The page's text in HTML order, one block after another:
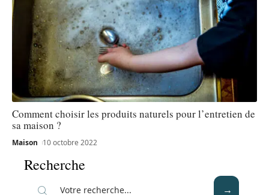
Comment choisir les produits naturels pour l’entretien de
sa maison ?
Maison 10 octobre 2022
Recherche